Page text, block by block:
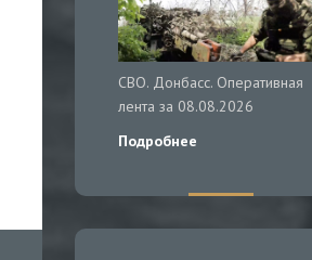
СВО. Донбасс. Оперативная
лента за 08.08.2026
Подробнее